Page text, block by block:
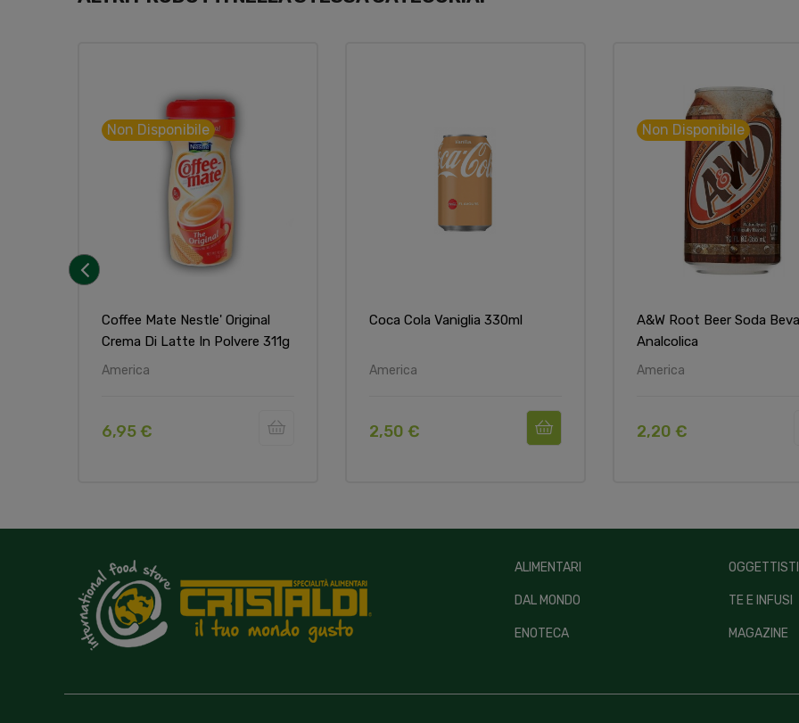
Coffee Mate Nestle' Original
Crema Di Latte In Polvere 311g
America
Non Disponibile
6,95 €
Coca Cola Vaniglia 330ml
America
2,50 €
A&w Root Beer Soda
Analcolica
America
Non Disponibile
2,20 €
ALIMENTARI
DAL MONDO
ENOTECA
TE E INFUSI
MAGAZINE